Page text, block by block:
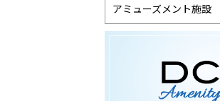
アミューズメント施設